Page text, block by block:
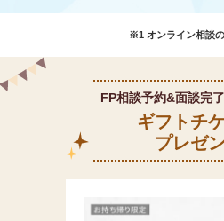
※1 オンライン相談
FP相談予約&面談完
ギフトチ
プレゼ